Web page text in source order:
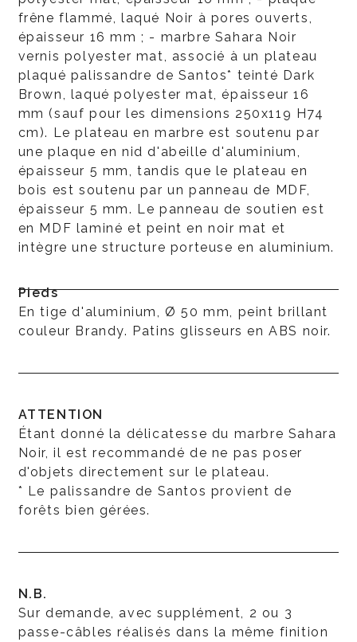
frêne flammé, laqué Noir à pores ouverts,
épaisseur 16 mm ; - marbre Sahara Noir
vernis polyester mat, associé à un plateau
plaqué palissandre de Santos* teinté Dark
Brown, laqué polyester mat, épaisseur 16
mm (sauf pour les dimensions 250x119 H74
cm). Le plateau en marbre est soutenu par
une plaque en nid d'abeille d'aluminium,
épaisseur 5 mm, tandis que le plateau en
bois est soutenu par un panneau de MDF,
épaisseur 5 mm. Le panneau de soutien est
en MDF laminé et peint en noir mat et
intègre une structure porteuse en aluminium.
Pieds
En tige d'aluminium, Ø 50 mm, peint brillant
couleur Brandy. Patins glisseurs en ABS noir.
ATTENTION
Étant donné la délicatesse du marbre Sahara
Noir, il est recommandé de ne pas poser
d'objets directement sur le plateau.
* Le palissandre de Santos provient de
forêts bien gérées.
N.B.
Sur demande, avec supplément, 2 ou 3
passe-câbles réalisés dans la même finition